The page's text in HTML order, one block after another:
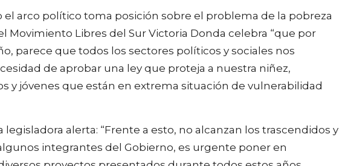
arco político toma posición sobre el problema de la pobreza
Movimiento Libres del Sur Victoria Donda celebra “que por
parece que todos los sectores políticos y sociales nos
de aprobar una ley que proteja a nuestra niñez,
y jóvenes que están en extrema situación de vulnerabilidad
alerta: “Frente a esto, no alcanzan los trascendidos y
integrantes del Gobierno, es urgente poner en